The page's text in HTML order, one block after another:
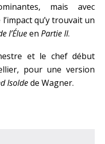
mais avec
qu’y trouvait un
l’Élueen Partie II.
et le chef début
pour une version
Isoldede Wagner.